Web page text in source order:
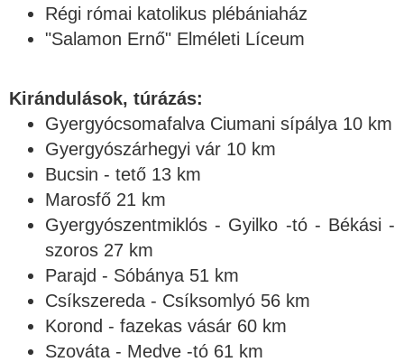
Régi római katolikus plébániaház
"Salamon Ernő" Elméleti Líceum
Kirándulások, túrázás:
Gyergyócsomafalva Ciumani sípálya 10 km
Gyergyószárhegyi vár 10 km
Bucsin - tető 13 km
Marosfő 21 km
Gyergyószentmiklós - Gyilko -tó - Békási -
szoros 27 km
Parajd - Sóbánya 51 km
Csíkszereda - Csíksomlyó 56 km
Korond - fazekas vásár 60 km
Szováta - Medve -tó 61 km